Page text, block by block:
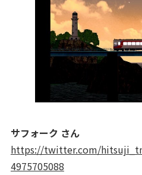
サフォーク さん
https://twitter.com/
4975705088